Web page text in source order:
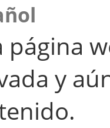
página
y